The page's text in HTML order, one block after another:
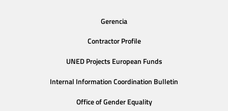
Gerencia
Contractor Profile
UNED Projects European Funds
Internal Information Coordination Bulletin
Office of Gender Equality